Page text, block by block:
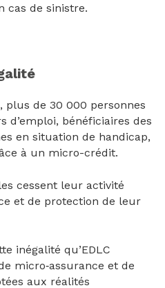
cas de sinistre.
plus de 30 000 personnes
d’emploi, bénéficiaires des
en situation de handicap,
à un micro-crédit.
cessent leur activité
et de protection de leur
inégalité qu’EDLC
micro‑assurance et de
aux réalités